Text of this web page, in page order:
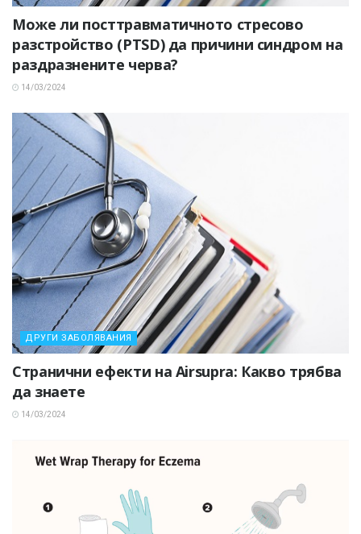
Може ли посттравматичното стресово
разстройство (PTSD) да причини синдром на
раздразнените черва?
14/03/2024
ДРУГИ ЗАБОЛЯВАНИЯ
Странични ефекти на Airsupra: Какво трябва
да знаете
14/03/2024